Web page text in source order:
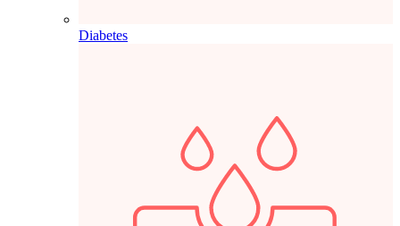
Diabetes